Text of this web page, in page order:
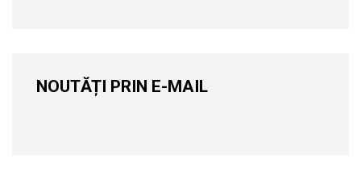
NOUTĂȚI PRIN E-MAIL